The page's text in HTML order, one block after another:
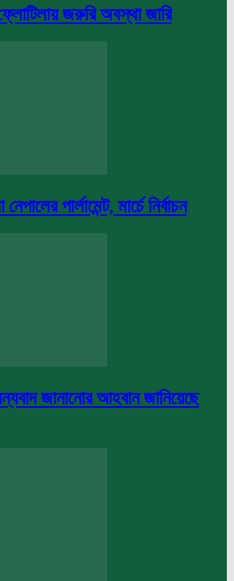
জরুরি অবস্থা জারি
পার্লামেন্ট, মার্চে নির্বাচন
জানানোর আহবান জানিয়েছে